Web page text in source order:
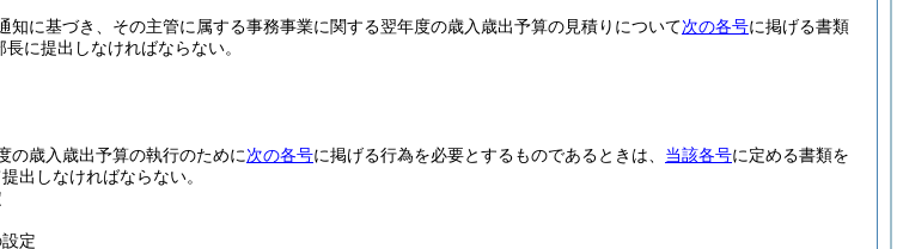
知に基づき、その主管に属する事務事業に関する翌年度の歳入歳出予算の見積りについて次の各号に掲げる書類
に提出しなければならない。
の歳入歳出予算の執行のために次の各号に掲げる行為を必要とするものであるときは、 当該各号に定める書類を
出しなければならない。
定